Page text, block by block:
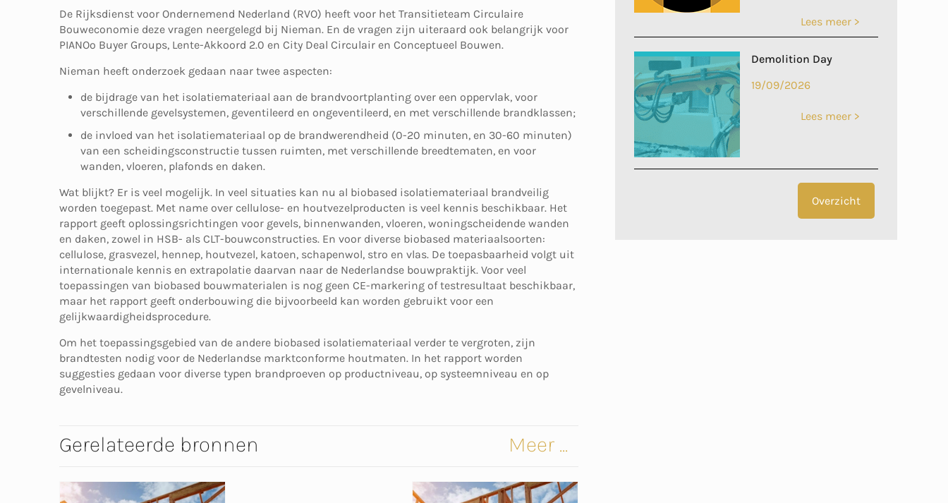
De Rijksdienst voor Ondernemend Nederland (RVO) heeft voor het Transitieteam Circulaire
Bouweconomie deze vragen neergelegd bij Nieman. En de vragen zijn uiteraard ook belangrijk voor
PIANOo Buyer Groups, Lente-Akkoord 2.0 en City Deal Circulair en Conceptueel Bouwen.
Nieman heeft onderzoek gedaan naar twee aspecten:
de bijdrage van het isolatiemateriaal aan de brandvoortplanting over een oppervlak, voor
verschillende gevelsystemen, geventileerd en ongeventileerd, en met verschillende brandklassen;
de invloed van het isolatiemateriaal op de brandwerendheid (0-20 minuten, en 30-60 minuten)
van een scheidingsconstructie tussen ruimten, met verschillende breedtematen, en voor
wanden, vloeren, plafonds en daken.
Wat blijkt? Er is veel mogelijk. In veel situaties kan nu al biobased isolatiemateriaal brandveilig
worden toegepast. Met name over cellulose- en houtvezelproducten is veel kennis beschikbaar. Het
rapport geeft oplossingsrichtingen voor gevels, binnenwanden, vloeren, woningscheidende wanden
en daken, zowel in HSB- als CLT-bouwconstructies. En voor diverse biobased materiaalsoorten:
cellulose, grasvezel, hennep, houtvezel, katoen, schapenwol, stro en vlas. De toepasbaarheid volgt uit
internationale kennis en extrapolatie daarvan naar de Nederlandse bouwpraktijk. Voor veel
toepassingen van biobased bouwmaterialen is nog geen CE-markering of testresultaat beschikbaar,
maar het rapport geeft onderbouwing die bijvoorbeeld kan worden gebruikt voor een
gelijkwaardigheidsprocedure.
Om het toepassingsgebied van de andere biobased isolatiemateriaal verder te vergroten, zijn
brandtesten nodig voor de Nederlandse marktconforme houtmaten. In het rapport worden
suggesties gedaan voor diverse typen brandproeven op productniveau, op systeemniveau en op
gevelniveau.
Gerelateerde bronnen Meer ...
Lees meer >
Demolition Day
19/09/2026
Lees meer >
Overzicht